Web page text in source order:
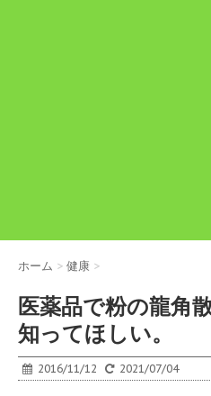
ホーム > 健康 >
医薬品で粉の龍角
知ってほしい。
2016/11/12 2021/07/04